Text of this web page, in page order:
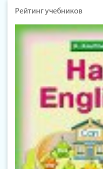
Рейтинг учебников